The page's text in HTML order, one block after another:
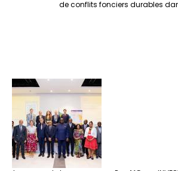
de conflits fonciers durables